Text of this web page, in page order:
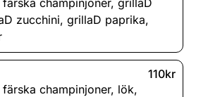
zucchini, grillaD paprika,
110kr
färska champinjoner, lök,